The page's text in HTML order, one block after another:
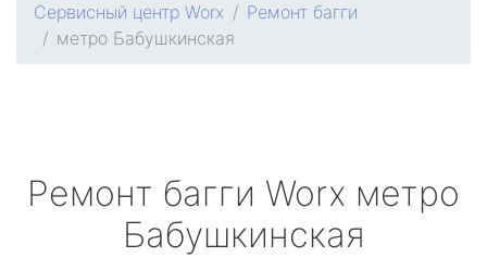
Сервисный центр Worx
Ремонт багги
метро Бабушкинская
Ремонт багги Worx метро
Бабушкинская